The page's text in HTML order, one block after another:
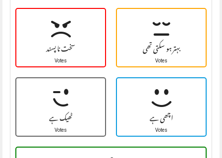
سخت نا پسند
Votes بہتر ہو سکتی تھی
Votes
ٹھیک ہے
Votes اچھی ہے
Votes